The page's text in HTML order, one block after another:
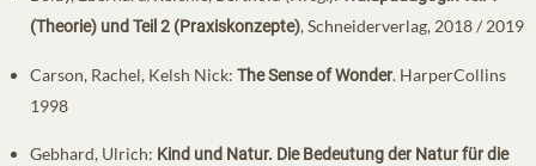
(Theorie) und Teil 2 (Praxiskonzepte), Schneiderverlag, 2018 / 2019
Carson, Rachel, Kelsh Nick: The Sense of Wonder. HarperCollins
1998
Gebhard, Ulrich: Kind und Natur. Die Bedeutung der Natur für die